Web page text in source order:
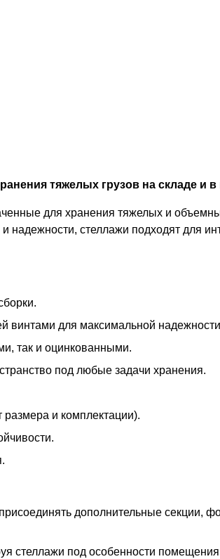
тяжелых грузов на складе и в
для хранения тяжелых и
стеллажи подходят для
винтами для максимальной
так и оцинкованными.
под любые задачи хранения.
размера и комплектации).
дополнительные секции,
стеллажи под особенности